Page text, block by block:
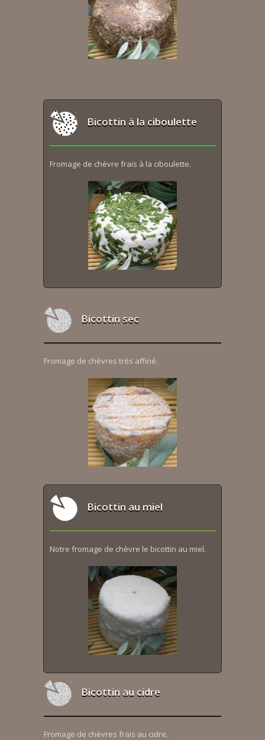
Bicottin à la ciboulette
Fromage de chèvre frais à la ciboulette.
Bicottin sec
Fromage de chèvres très affiné.
Bicottin au miel
Notre fromage de chèvre le bicottin au miel.
Bicottin au cidre
Fromage de chèvres frais au cidre.